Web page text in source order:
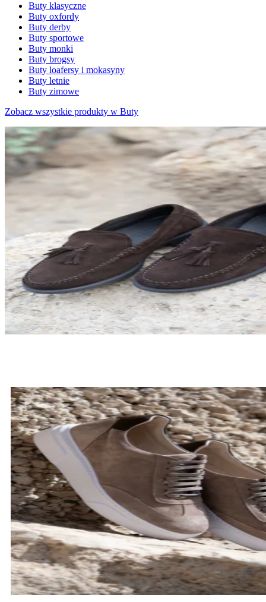
Buty klasyczne
Buty oxfordy
Buty derby
Buty sportowe
Buty monki
Buty brogsy
Buty loafersy i mokasyny
Buty letnie
Buty zimowe
Zobacz wszystkie produkty w Buty